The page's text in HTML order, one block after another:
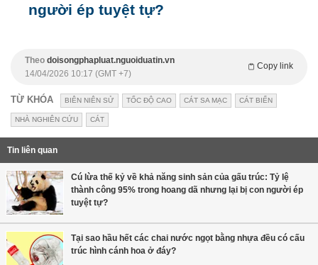
người ép tuyệt tự?
Theo doisongphapluat.nguoiduatin.vn
Copy link
14/04/2026 10:17 (GMT +7)
TỪ KHÓA BIÊN NIÊN SỬ TỐC ĐỘ CAO CÁT SA MẠC CÁT BIỂN
NHÀ NGHIÊN CỨU CÁT
Tin liên quan
Cú lừa thế kỷ về khả năng sinh sản của gấu trúc: Tỷ lệ
thành công 95% trong hoang dã nhưng lại bị con người ép
tuyệt tự?
Tại sao hầu hết các chai nước ngọt bằng nhựa đều có cấu
trúc hình cánh hoa ở đáy?